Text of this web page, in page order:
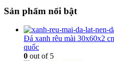
Sản phẩm nổi bật
Đá xanh rêu mài 30x60x2
quốc
0 out of 5